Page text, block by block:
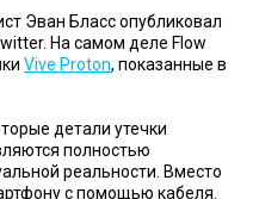
Эван Бласс опубликовал
На самом деле Flow
Vive Proton, показанные в
детали утечки
полностью
реальности. Вместо
с помощью кабеля.